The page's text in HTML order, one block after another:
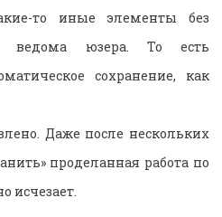
то иные элементы без
ведома юзера. То есть
сохранение, как
Даже после нескольких
проделанная работа по
исчезает.